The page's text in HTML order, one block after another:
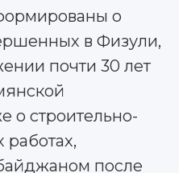
о
в Физули,
почти 30 лет
о строительно-
работах,
после